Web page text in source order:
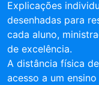
Explicações
desenhadas para
cada aluno,
de excelência.
A distância física
acesso a um